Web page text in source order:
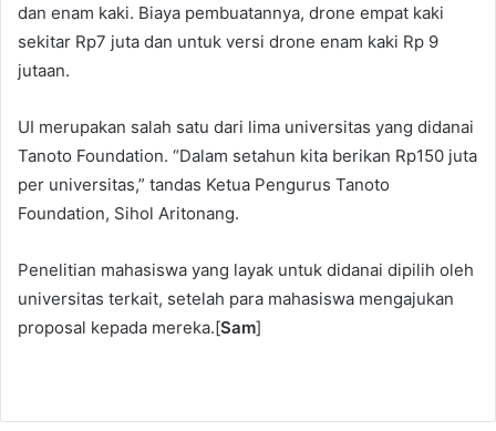
dan enam kaki. Biaya pembuatannya, drone empat kaki
sekitar Rp7 juta dan untuk versi drone enam kaki Rp 9
jutaan.
UI merupakan salah satu dari lima universitas yang didanai
Tanoto Foundation. “Dalam setahun kita berikan Rp150 juta
per universitas,” tandas Ketua Pengurus Tanoto
Foundation, Sihol Aritonang.
Penelitian mahasiswa yang layak untuk didanai dipilih oleh
universitas terkait, setelah para mahasiswa mengajukan
proposal kepada mereka.[Sam]